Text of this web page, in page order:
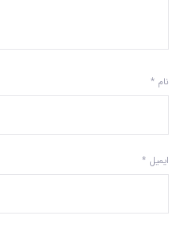
نام *
ایمیل *